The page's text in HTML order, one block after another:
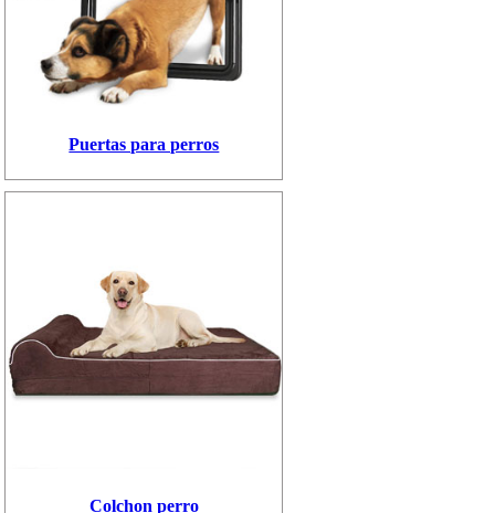
Puertas para perros
Colchon perro